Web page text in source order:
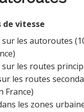
vitesse
sur les autoroutes
sur les routes
les routes
France)
les zones